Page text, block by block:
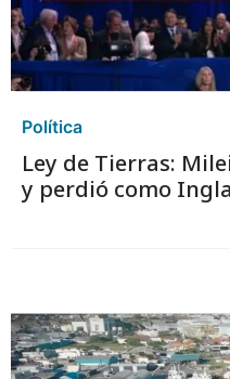
Política
Ley de Tierras:
y perdió como